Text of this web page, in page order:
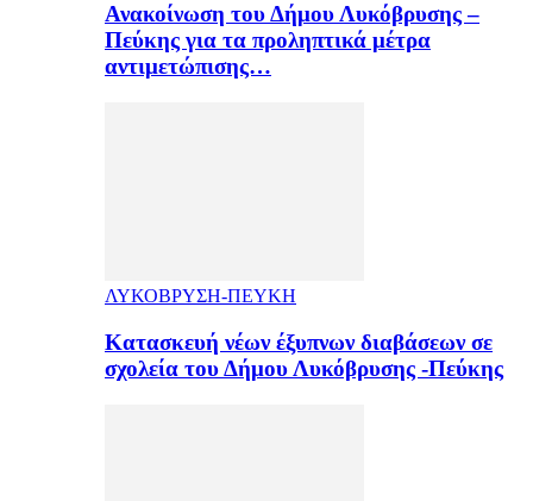
Ανακοίνωση του Δήμου Λυκόβρυσης –
Πεύκης για τα προληπτικά μέτρα
αντιμετώπισης…
ΛΥΚΟΒΡΥΣΗ-ΠΕΥΚΗ
Κατασκευή νέων έξυπνων διαβάσεων σε
σχολεία του Δήμου Λυκόβρυσης -Πεύκης